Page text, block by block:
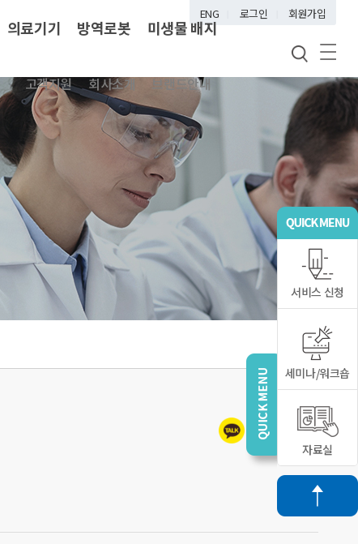
ENG 로그인 회원가입
의료기기 방역로봇 미생물 배지
브랜드안내
회사소개
고객지원
서비스 신청
세미나/워크숍
자료실